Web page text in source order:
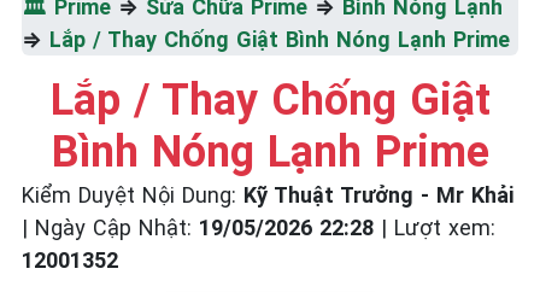
Tốc Độ Tối Đa • Chất Lượng Tối Ưu • Chi Phí Tối
Thiểu
☎️ 09.86.85.89.22
🏛️ Prime ⇒ Sửa Chữa Prime ⇒ Bình Nóng Lạnh
⇒ Lắp / Thay Chống Giật Bình Nóng Lạnh Prime
Lắp / Thay Chống Giật
Bình Nóng Lạnh Prime
Kiểm Duyệt Nội Dung: Kỹ Thuật Trưởng - Mr Khải
| Ngày Cập Nhật: 19/05/2026 22:28 | Lượt xem:
12001352